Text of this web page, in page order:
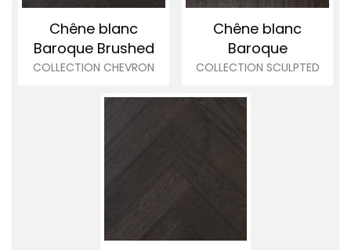
Chêne blanc
Baroque Brushed
COLLECTION CHEVRON
Chêne blanc
Baroque
COLLECTION SCULPTED